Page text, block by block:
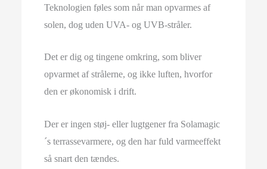
Teknologien føles som når man opvarmes af
solen, dog uden UVA- og UVB-stråler.
Det er dig og tingene omkring, som bliver
opvarmet af strålerne, og ikke luften, hvorfor
den er økonomisk i drift.
Der er ingen støj- eller lugtgener fra Solamagic
´s terrassevarmere, og den har fuld varmeeffekt
så snart den tændes.